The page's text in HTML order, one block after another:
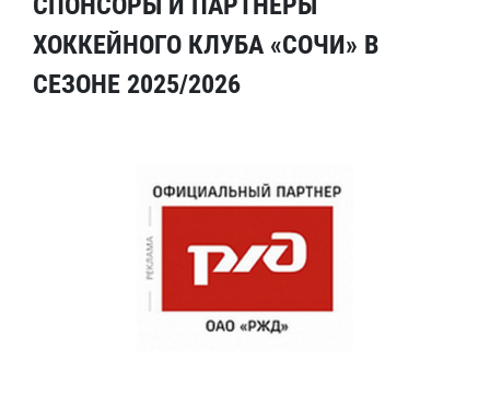
ХОККЕЙНОГО КЛУБА «СОЧИ» В
СЕЗОНЕ 2025/2026